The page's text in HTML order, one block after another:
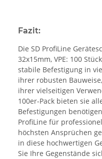
Fazit:
Die SD ProfiLine
32x15mm, VPE: 100
stabile Befestigung in
ihrer robusten
ihrer vielseitigen
100er-Pack bieten sie
Befestigungen
ProfiLine für
höchsten Ansprüchen
in diese hochwertigen
Sie Ihre Gegenstände